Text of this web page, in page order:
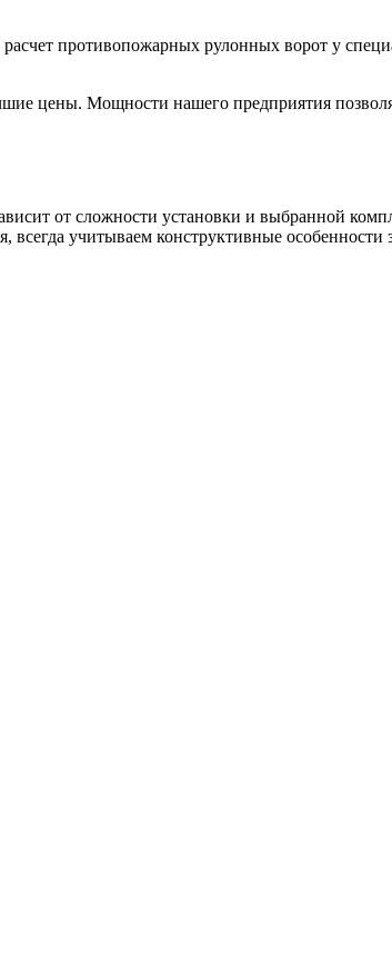
противопожарных рулонных ворот у
цены. Мощности нашего предприятия
от сложности установки и выбранной
учитываем конструктивные особенности